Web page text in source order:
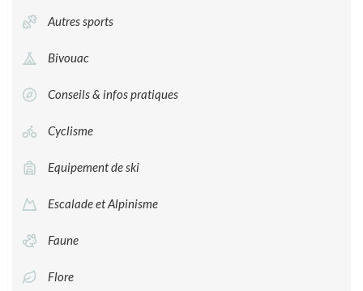
Autres sports
Bivouac
Conseils & infos pratiques
Cyclisme
Equipement de ski
Escalade et Alpinisme
Faune
Flore